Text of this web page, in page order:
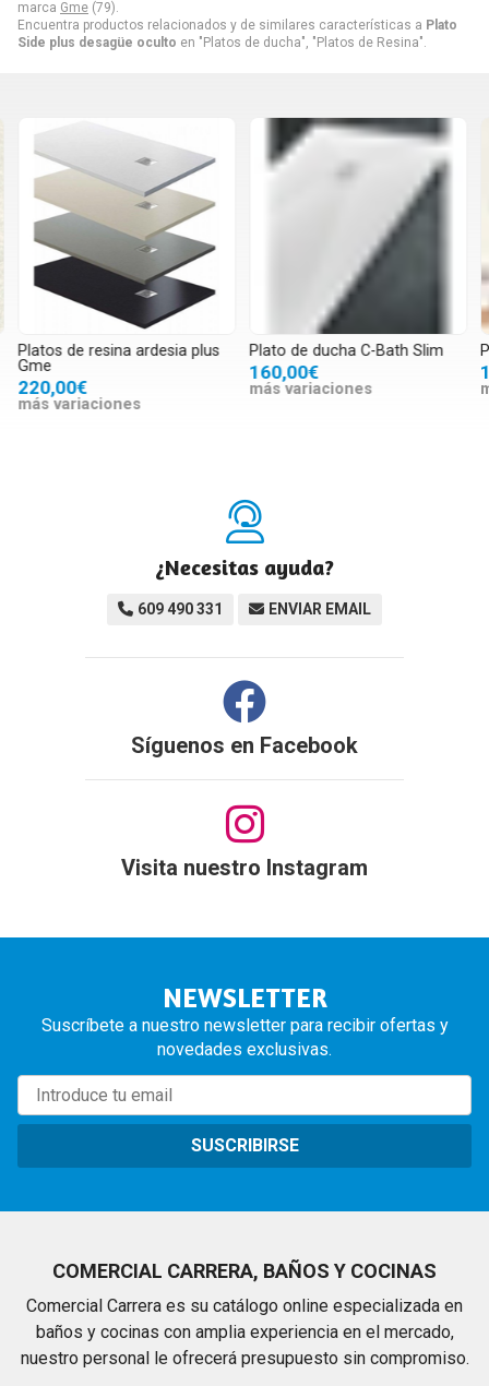
marca Gme (79).
Encuentra productos relacionados y de similares características a Plato
Side plus desagüe oculto en "Platos de ducha", "Platos de Resina".
Platos de resina ardesia plus
Gme
220,00€
más variaciones
Plato de ducha C-Bath Slim
160,00€
más variaciones
¿Necesitas ayuda?
609 490 331 ENVIAR EMAIL
Síguenos en Facebook
Visita nuestro Instagram
NEWSLETTER
Suscríbete a nuestro newsletter para recibir ofertas y
novedades exclusivas.
SUSCRIBIRSE
COMERCIAL CARRERA, BAÑOS Y COCINAS
Comercial Carrera es su catálogo online especializada en
baños y cocinas con amplia experiencia en el mercado,
nuestro personal le ofrecerá presupuesto sin compromiso.